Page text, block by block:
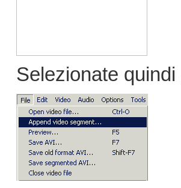
Selezionate quindi